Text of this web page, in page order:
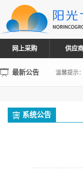
网上采购 供应
最新公告
温馨提示
【新功能
系统公告